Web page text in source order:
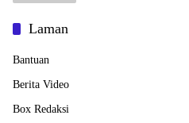
Laman
Bantuan
Berita Video
Box Redaksi